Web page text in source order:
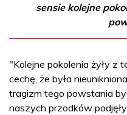
sensie kolejne
"Kolejne pokolenia żyły z
cechę, że była
tragizm tego powstania
naszych przodków